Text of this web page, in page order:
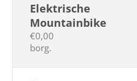
Elektrische
Mountainbike
€0,00
borg.